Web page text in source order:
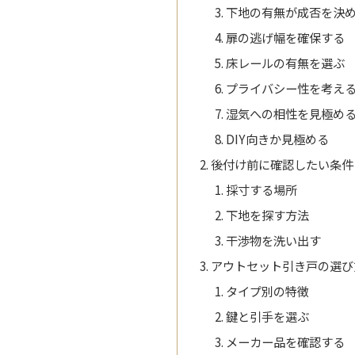
下地の有無が成否を決
扉の逃げ幅を確保する
床レールの有無を選ぶ
プライバシー性を考える
湿気への相性を見極める
DIY向きか見極める
後付け前に確認したい条件
採寸する場所
下地を探す方法
干渉物を洗い出す
アウトセット引き戸の選
タイプ別の特徴
鍵と引手を選ぶ
メーカー品を確認する